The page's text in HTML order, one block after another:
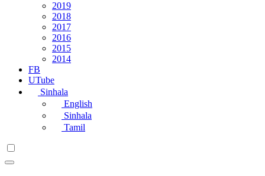
2019
2018
2017
2016
2015
2014
FB
UTube
Sinhala
English
Sinhala
Tamil